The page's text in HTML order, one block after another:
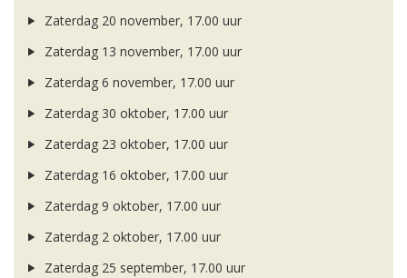
Zaterdag 20 november, 17.00 uur
Zaterdag 13 november, 17.00 uur
Zaterdag 6 november, 17.00 uur
Zaterdag 30 oktober, 17.00 uur
Zaterdag 23 oktober, 17.00 uur
Zaterdag 16 oktober, 17.00 uur
Zaterdag 9 oktober, 17.00 uur
Zaterdag 2 oktober, 17.00 uur
Zaterdag 25 september, 17.00 uur